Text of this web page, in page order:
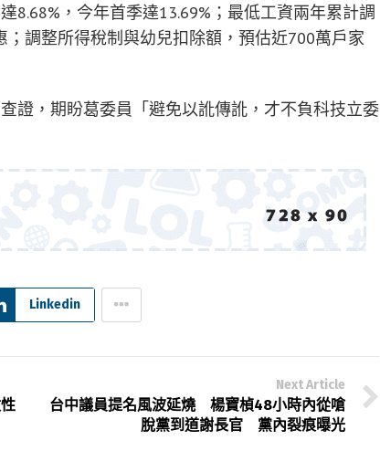
8.68%，今年首季達13.69%；最低工資兩年累計調
調整所得稅制與幼兒扣除額，預估近700萬戶家
證，期盼葛委員「避免以訛傳訛，才不負科技立委
Linkedin
Next Article
台中議員提名風波延燒 楊寶楨48小時內從嗆
脫黨到道謝長官 黨內裂痕曝光